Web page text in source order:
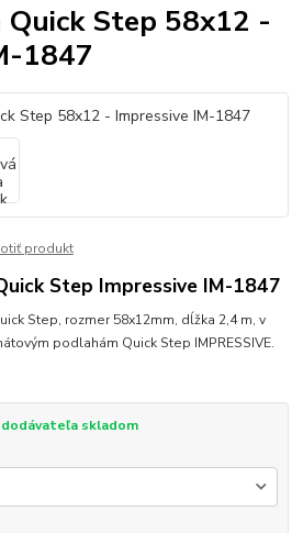
Step 58x12 -
1847
produkt
Step Impressive IM-1847
Step, rozmer 58x12mm, dĺžka 2,4 m, v
podlahám Quick Step IMPRESSIVE.
dodávateľa skladom